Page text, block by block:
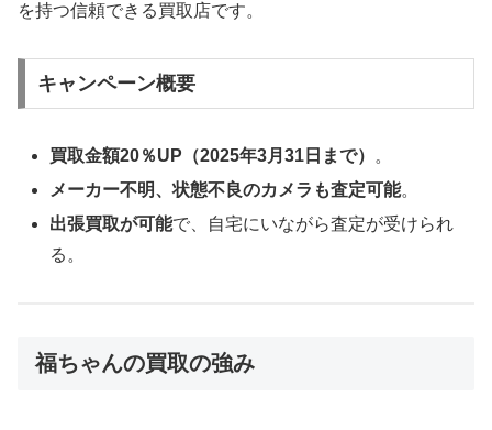
を持つ信頼できる買取店です。
キャンペーン概要
買取金額20％UP（2025年3月31日まで）
。
メーカー不明、状態不良のカメラも査定可能。
出張買取が可能で、自宅にいながら査定が受けられ
る。
福ちゃんの買取の強み